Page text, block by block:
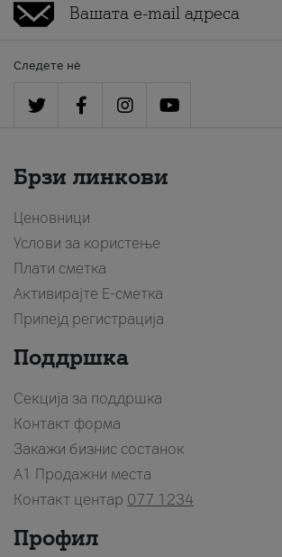
Следете нè
Брзи линкови
Ценовници
Услови за користење
Плати сметка
Активирајте Е-сметка
Припејд регистрација
Поддршка
Секција за поддршка
Контакт форма
Закажи бизнис состанок
A1 Продажни места
Контакт центар 077 1234
Профил